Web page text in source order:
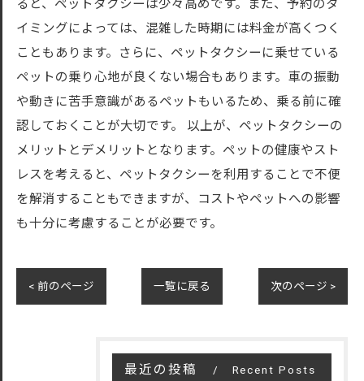
ると、ペットタクシーは少々高めです。また、予約のタ
イミングによっては、混雑した時期には料金が高くつく
こともあります。さらに、ペットタクシーに乗せている
ペットの乗り心地が良くない場合もあります。車の振動
や動きに苦手意識があるペットもいるため、乗る前に確
認しておくことが大切です。 以上が、ペットタクシーの
メリットとデメリットとなります。ペットの健康やスト
レスを考えると、ペットタクシーを利用することで不便
を解消することもできますが、コストやペットへの影響
も十分に考慮することが必要です。
< 前のページ 一覧に戻る 次のページ >
最近の投稿 Recent Posts